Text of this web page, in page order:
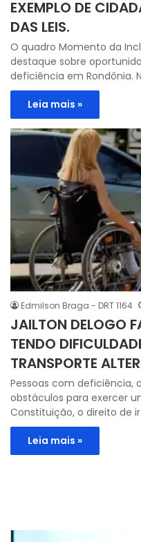
EXEMPLO DE
DAS LEIS.
O quadro Momento da
destaque sobre
deficiência em Rondônia.
Leia mais »
Edmilson Braga - DRT 1164
JAILTON DELOGO
TENDO
TRANSPORTE
Pessoas com
obstáculos para exercer
Constituição, o direito de
Leia mais »